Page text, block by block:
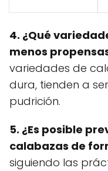
4. ¿Qué
menos
variedades de
dura, tienden a
pudrición.
5. ¿Es posible
calabazas de
siguiendo las